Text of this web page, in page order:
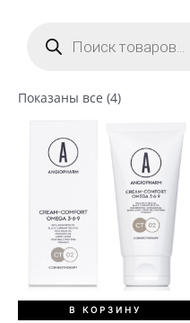
товаров
Показаны все (4)Сортировка:
В КОРЗИНУ